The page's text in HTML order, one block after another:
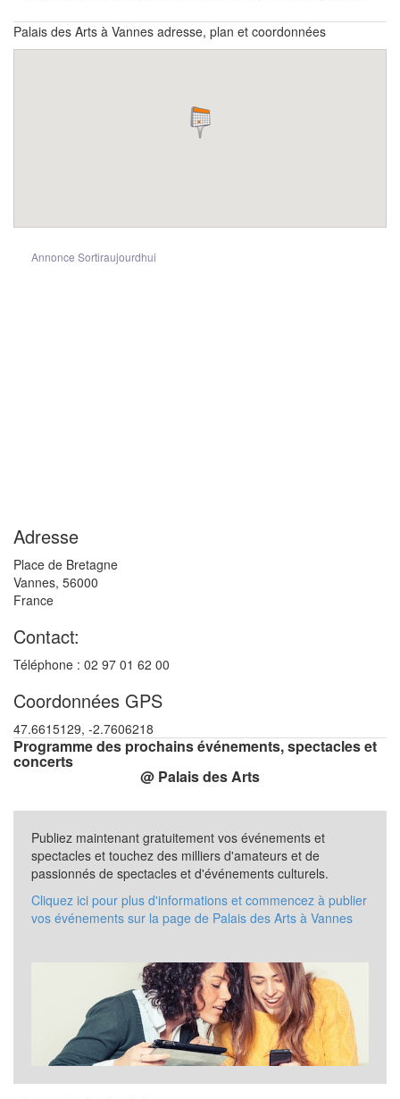
Palais des Arts à Vannes adresse, plan et coordonnées
Annonce Sortiraujourdhui
Adresse
Place de Bretagne
Vannes, 56000
France
Contact:
Téléphone : 02 97 01 62 00
Coordonnées GPS
47.6615129, -2.7606218
Programme des prochains événements, spectacles et
concerts
@ Palais des Arts
Publiez maintenant gratuitement vos événements et
spectacles et touchez des milliers d'amateurs et de
passionnés de spectacles et d'événements culturels.
Cliquez ici pour plus d'informations et commencez à publier
vos événements sur la page de Palais des Arts à Vannes